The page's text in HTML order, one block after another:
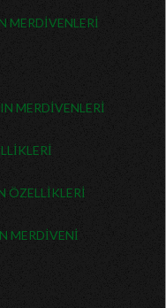
MERDİVENLERİ
MERDİVENLERİ
ÖZELLİKLERİ
MERDİVENİ